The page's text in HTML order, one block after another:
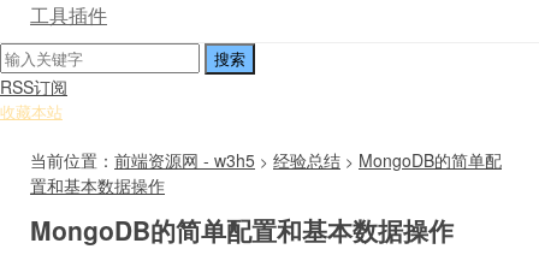
工具插件
RSS订阅
收藏本站
当前位置： 前端资源网 - w3h5 > 经验总结 > MongoDB的简单配
置和基本数据操作
MongoDB的简单配置和基本数据操作